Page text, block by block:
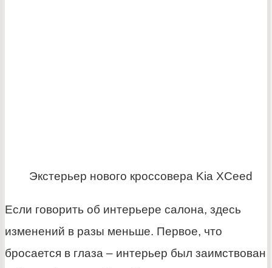
Экстерьер нового кроссовера Kia XCeed
Если говорить об интерьере салона, здесь
изменений в разы меньше. Первое, что
бросается в глаза – интерьер был заимствован